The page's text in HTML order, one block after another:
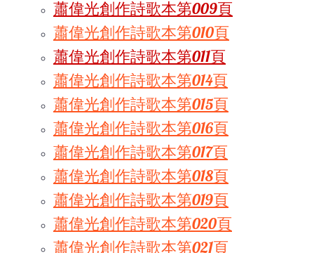
蕭偉光創作詩歌本第009頁
蕭偉光創作詩歌本第010頁
蕭偉光創作詩歌本第011頁
蕭偉光創作詩歌本第014頁
蕭偉光創作詩歌本第015頁
蕭偉光創作詩歌本第016頁
蕭偉光創作詩歌本第017頁
蕭偉光創作詩歌本第018頁
蕭偉光創作詩歌本第019頁
蕭偉光創作詩歌本第020頁
蕭偉光創作詩歌本第021頁